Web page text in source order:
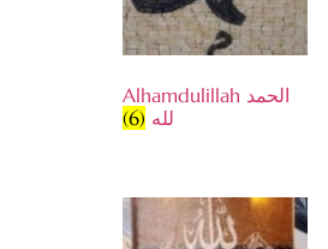
Alhamdulillah الحمد
لله (6)